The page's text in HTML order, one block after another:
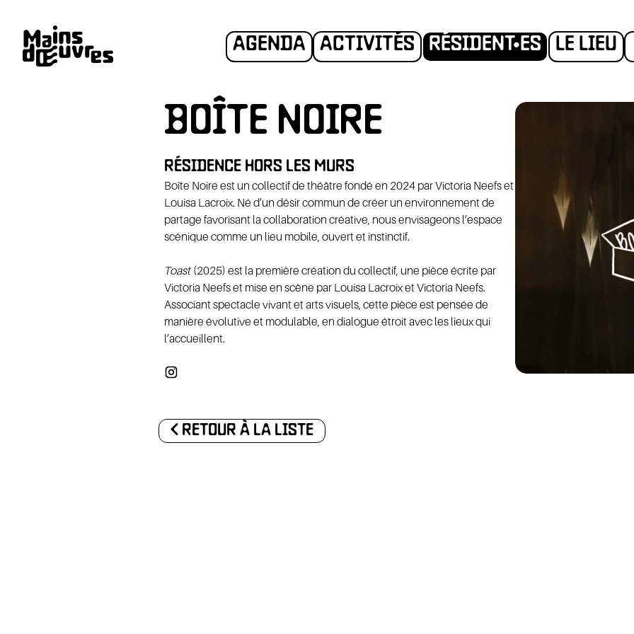
AGENDA ACTIVITÉS RÉSIDENT•ES LE LIEU
ADHÉSION
BOÎTE NOIRE
RÉSIDENCE HORS LES MURS
Boîte Noire est un collectif de théâtre fondé en 2024 par Victoria Neefs et
Louisa Lacroix. Né d’un désir commun de créer un environnement de
partage favorisant la collaboration créative, nous envisageons l’espace
scénique comme un lieu mobile, ouvert et instinctif.
Toast (2025) est la première création du collectif, une pièce écrite par
Victoria Neefs et mise en scène par Louisa Lacroix et Victoria Neefs.
Associant spectacle vivant et arts visuels, cette pièce est pensée de
manière évolutive et modulable, en dialogue étroit avec les lieux qui
l’accueillent.
< RETOUR À LA LISTE